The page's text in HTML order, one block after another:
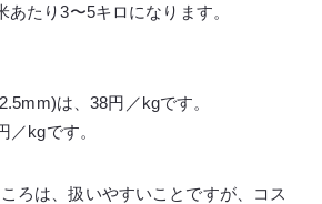
たり3〜5キロになります。
は、38円／kgです。
／kgです。
ろは、扱いやすいことですが、コス